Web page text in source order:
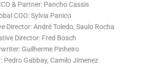
& Partner: Pancho Cassis
COO: Sylvia Panico
Director: André Toledo, Saulo Rocha
Director: Fred Bosch
Guilherme Pinheiro
Pedro Gabbay, Camilo Jimenez